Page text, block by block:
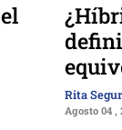
Rita
Agosto 04 ,